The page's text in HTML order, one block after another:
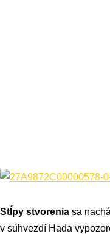
Stĺpy stvorenia sa
v súhvezdí Hada